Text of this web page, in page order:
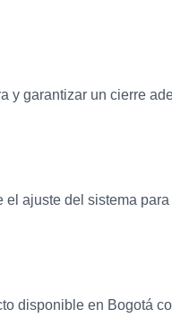
y garantizar un cierre
ajuste del sistema
disponible en Bogotá